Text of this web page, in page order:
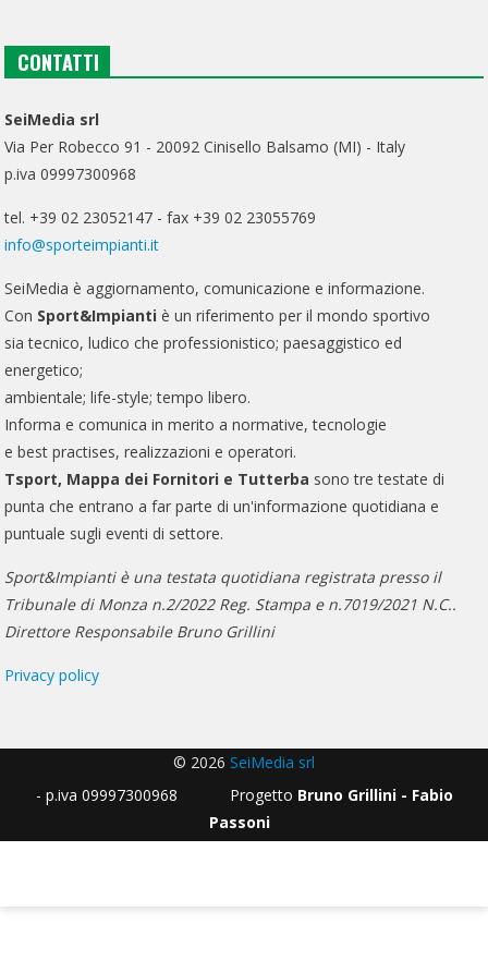
CONTATTI
SeiMedia srl
Via Per Robecco 91 - 20092 Cinisello Balsamo (MI) - Italy
p.iva 09997300968
tel. +39 02 23052147 - fax +39 02 23055769
info@sporteimpianti.it
SeiMedia è aggiornamento, comunicazione e informazione.
Con Sport&Impianti è un riferimento per il mondo sportivo
sia tecnico, ludico che professionistico; paesaggistico ed
energetico;
ambientale; life-style; tempo libero.
Informa e comunica in merito a normative, tecnologie
e best practises, realizzazioni e operatori.
Tsport, Mappa dei Fornitori e Tutterba sono tre testate di
punta che entrano a far parte di un'informazione quotidiana e
puntuale sugli eventi di settore.
Sport&Impianti è una testata quotidiana registrata presso il
Tribunale di Monza n.2/2022 Reg. Stampa e n.7019/2021 N.C..
Direttore Responsabile Bruno Grillini
Privacy policy
© 2026 SeiMedia srl
- p.iva 09997300968 Progetto Bruno Grillini - Fabio
Passoni